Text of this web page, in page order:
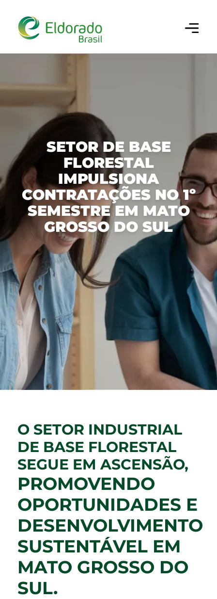
Configurar cookies
Utilizamos cookies para oferecer a melhor
mais informações, consulte nossa
Cookies Estritamente Necessários
Necessários para o funcionamento do site e
segurança da navegação.
Cookies de Desempenho/Performance
Permitem analisar acessos e
comportamento de navegação para
melhorar a performance do site.
Recusar não essenciais
Aceitar todos
Salvar preferências
巴西埃尔多拉多（ELDORADO BRASIL）
历史沿革
我们的文化
业务、绩效和创新
我们的纸浆
生产链
林区
工业
可再生能源发电
综合物流
创新
EBLOG
Tabela de Preços
可持续性
可持续经营
废物管理
水资源
生物多样性
绿色能源
社区行动
巴西埃尔多拉多（Eldorado Brasil）在社区
软件
认证
森林管理计划
治理
诚信计划
巴西埃尔多拉多
About Ethics Line
计划
内部控制
Hotline Channel
Integrity Report
与投资者的关系
财务报表
资产负债表
对市场的公告
请与投资者关系人员联系
与我们共事
我们的人员
招聘信息
我想成为供应商
通信室
内容中心
媒体工具包
新闻稿
媒体中的埃尔多拉多
中文
PT
EN
SETOR DE BASE
FLORESTAL
IMPULSIONA
CONTRATAÇÕES NO 1º
SEMESTRE EM MATO
GROSSO DO SUL
O SETOR INDUSTRIAL
DE BASE FLORESTAL
SEGUE EM ASCENSÃO,
PROMOVENDO
OPORTUNIDADES E
DESENVOLVIMENTO
SUSTENTÁVEL EM
MATO GROSSO DO
SUL.